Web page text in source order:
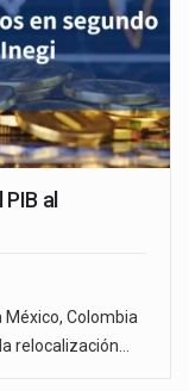
al
Colombia
relocalización…